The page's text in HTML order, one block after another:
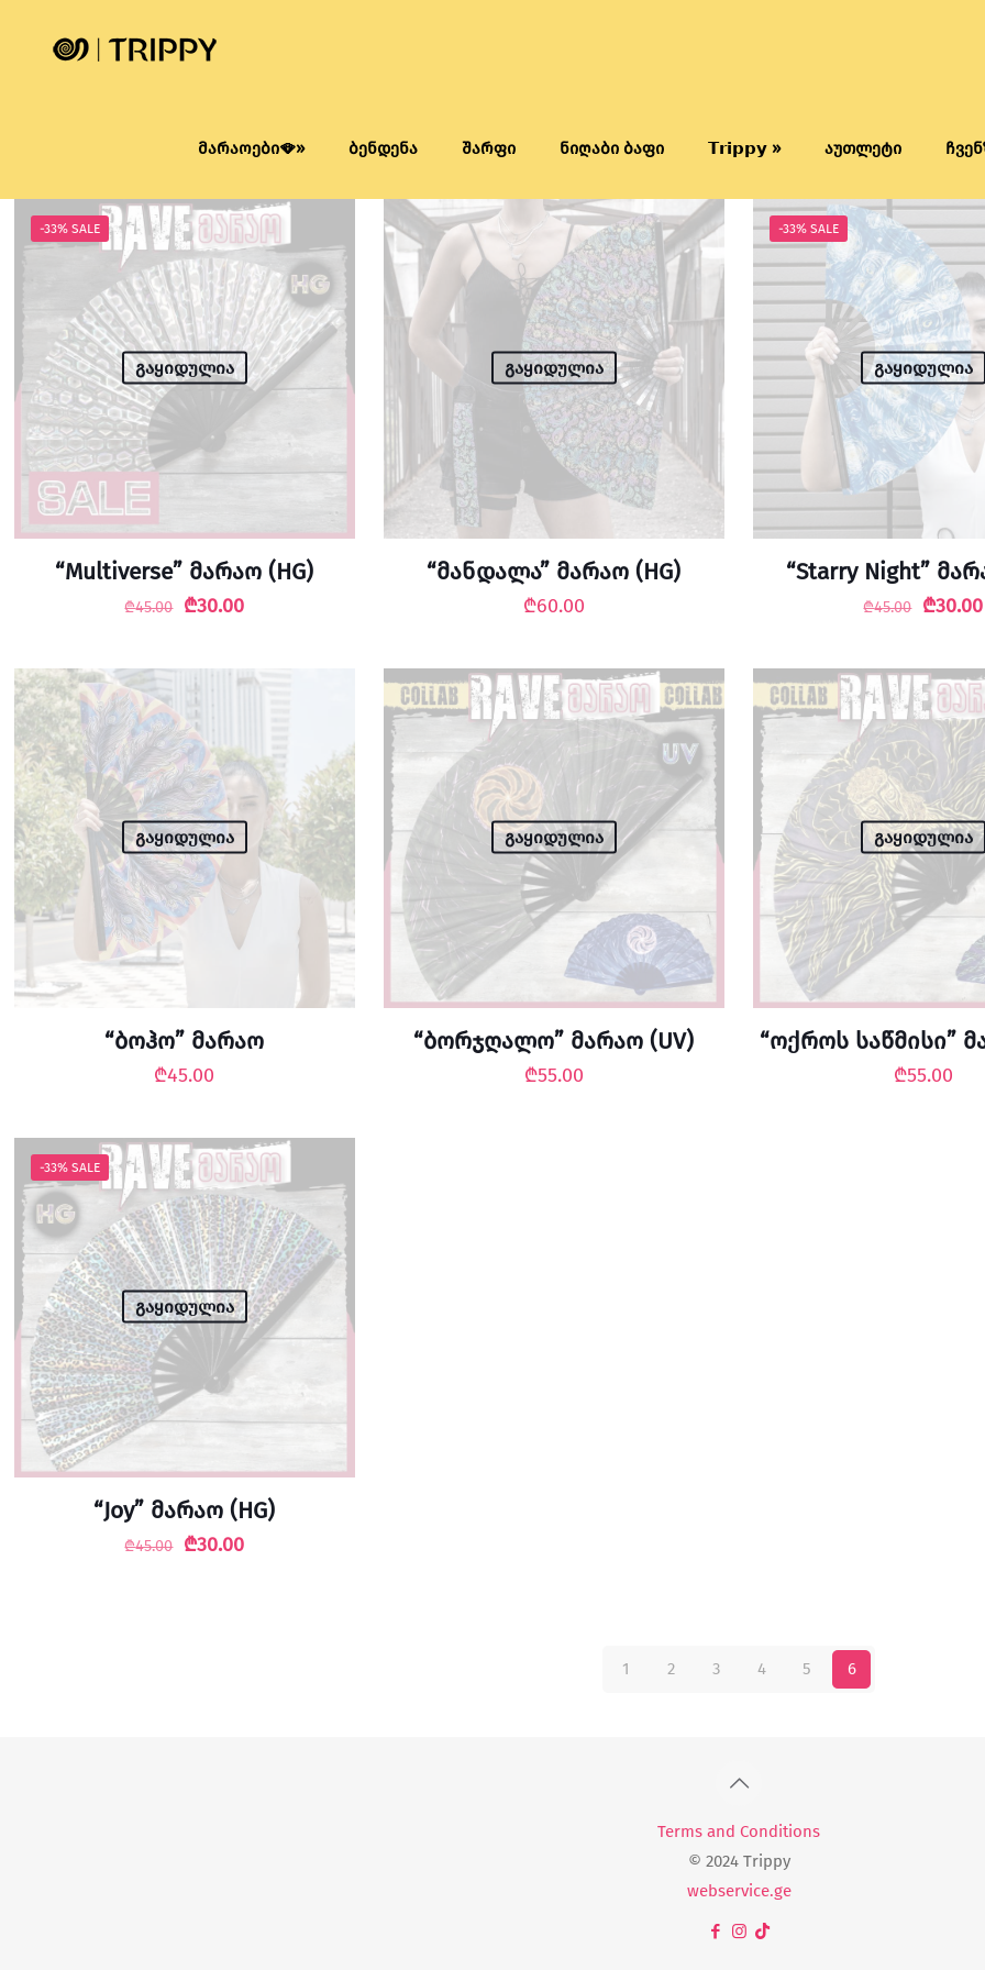
მარაოები🪭» ბენდენა შარფი ნიღაბი ბაფი 𝗧𝗿𝗶𝗽𝗽𝘆 » აუთლეტი
-33% SALE
გაყიდულია
“Multiverse” მარაო (HG)
₾45.00
Original
was:
₾30.00Current
გაყიდულია
“მანდალა” მარაო (HG)
₾60.00
-33% SALE
გაყიდულია
“Starry Night”
₾45.00
Original
was:
₾30.00
გაყიდულია
“ბოჰო” მარაო
₾45.00
გაყიდულია
“ბორჯღალო” მარაო (UV)
₾55.00
გაყიდულია
“ოქროს საწმისი”
₾55.00
-33% SALE
გაყიდულია
“Joy” მარაო (HG)
₾45.00
Original
₾30.00Current
1 2 3 4 5 6
Terms and Conditions
© 2024 Trippy
webservice.ge